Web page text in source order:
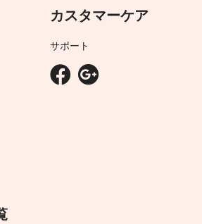
カスタマーケア
サポート